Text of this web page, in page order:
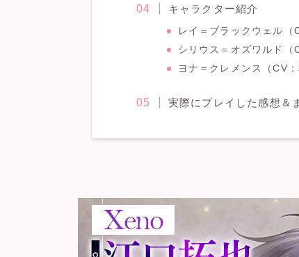
キャラクター紹介
レイ＝ブラックウェル（
シリウス＝オズワルド（
ヨナ＝クレメンス（CV：
実際にプレイした感想＆